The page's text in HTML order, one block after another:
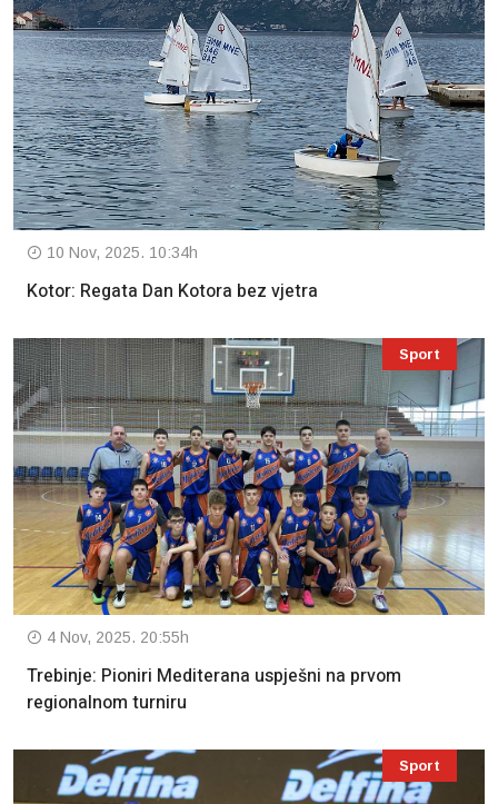
10 Nov, 2025. 10:34h
Kotor: Regata Dan Kotora bez vjetra
Sport
4 Nov, 2025. 20:55h
Trebinje: Pioniri Mediterana uspješni na prvom
regionalnom turniru
Sport